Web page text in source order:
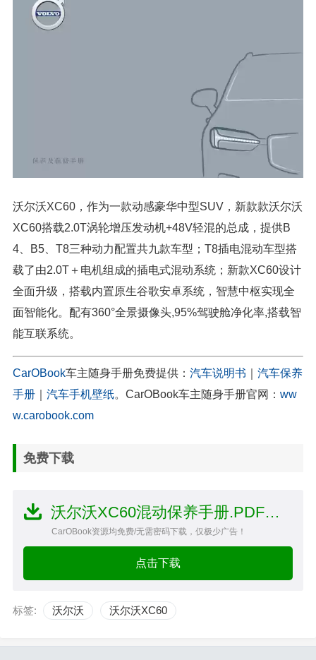
沃尔沃XC60，作为一款动感豪华中型SUV，新款款沃尔沃
XC60搭载2.0T涡轮增压发动机+48V轻混的总成，提供B
4、B5、T8三种动力配置共九款车型；T8插电混动车型搭
载了由2.0T＋电机组成的插电式混动系统；新款XC60设计
全面升级，搭载内置原生谷歌安卓系统，智慧中枢实现全
面智能化。配有360°全景摄像头,95%驾驶舱净化率,搭载智
能互联系统。
CarOBook车主随身手册免费提供： 汽车说明书
汽车保养
手册
汽车手机壁纸。CarOBook车主随身手册官网： ww
w.carobook.com
免费下载
沃尔沃XC60混动保养手册.PDF文件
CarOBook资源均免费/无需密码下载，仅极少广告！
点击下载
标签: 沃尔沃 沃尔沃XC60